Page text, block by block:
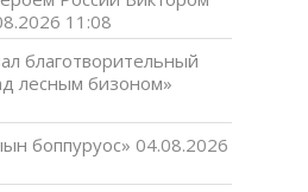
11:08
благотворительный
лесным бизоном»
боппуруос» 04.08.2026